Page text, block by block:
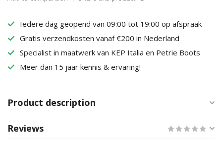
Iedere dag geopend van 09:00 tot 19:00 op afspraak
Gratis verzendkosten vanaf €200 in Nederland
Specialist in maatwerk van KEP Italia en Petrie Boots
Meer dan 15 jaar kennis & ervaring!
Product description
Reviews